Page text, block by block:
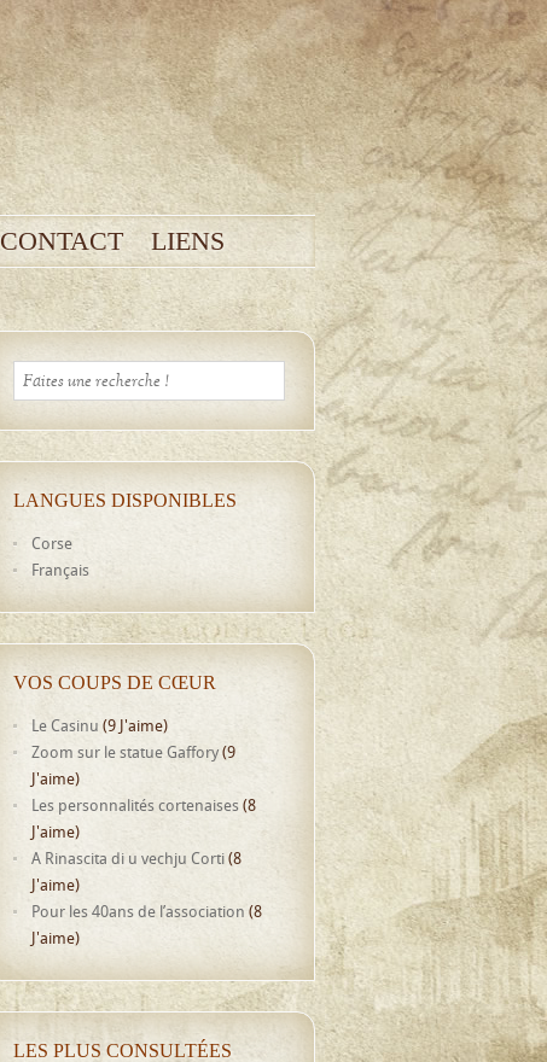
CONTACT LIENS
LANGUES DISPONIBLES
Corse
Français
VOS COUPS DE CŒUR
Le Casinu (9 J'aime)
Zoom sur le statue Gaffory(9
J'aime)
Les personnalités cortenaises(8
J'aime)
A Rinascita di u vechju Corti(8
J'aime)
Pour les 40ans de l’association (8
J'aime)
LES PLUS CONSULTÉES